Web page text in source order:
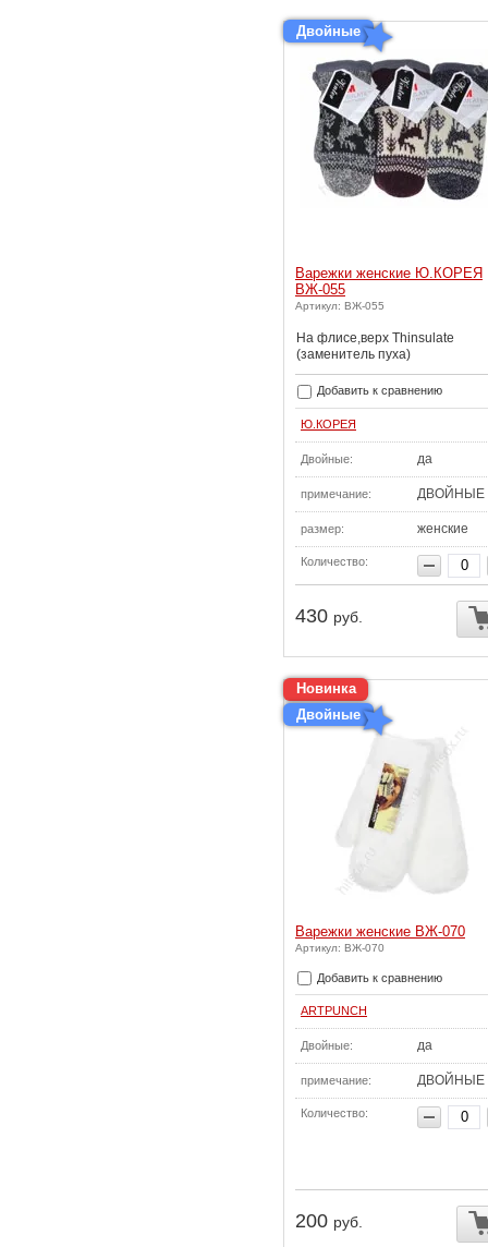
Двойные
Варежки женские Ю.КОРЕЯ
ВЖ-055
Артикул: ВЖ-055
На флисе,верх Thinsulate
(заменитель пуха)
Добавить к сравнению
Ю.КОРЕЯ
Двойные: да
примечание: ДВОЙНЫЕ
размер: женские
Количество:
430 руб.
Новинка
Двойные
Варежки женские ВЖ-070
Артикул: ВЖ-070
Добавить к сравнению
ARTPUNCH
Двойные: да
примечание: ДВОЙНЫЕ
Количество:
200 руб.